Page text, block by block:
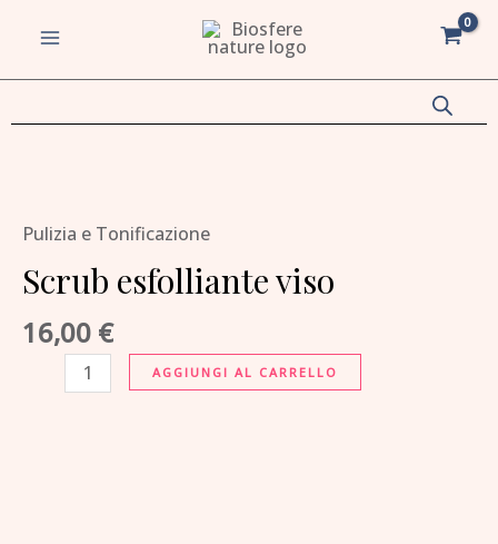
contenuto
Pulizia e Tonificazione
Scrub esfolliante viso
16,00 €
viso
quantità
AGGIUNGI AL CARRELLO
disattiva
disattiva